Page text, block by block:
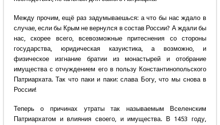
Между прочим, ещё раз задумываешься: а что бы нас ждало в
случае, если бы Крым не вернулся в состав России? А ждали бы
нас, скорее всего, всевозможные притеснения со стороны
государства, юридическая казуистика, а возможно, и
физическое изгнание братии из монастырей и отобрание
имущества с отчуждением его в пользу Константинопольского
Патриархата. Так что паки и паки: слава Богу, что мы снова в
России!
Теперь о причинах утраты так называемым Вселенским
Патриархатом и влияния своего, и имущества. В 1453 году,